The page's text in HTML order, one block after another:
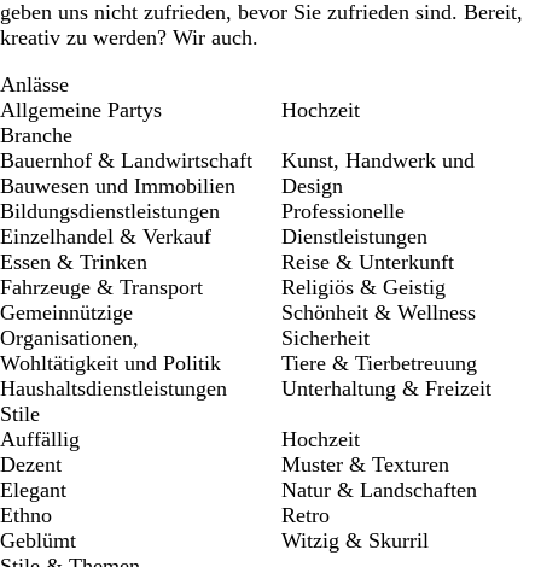
geben uns nicht zufrieden, bevor Sie zufrieden sind. Bereit,
kreativ zu werden? Wir auch.
Anlässe
Allgemeine Partys
Hochzeit
Branche
Bauernhof & Landwirtschaft
Bauwesen und Immobilien
Bildungsdienstleistungen
Einzelhandel & Verkauf
Essen & Trinken
Fahrzeuge & Transport
Gemeinnützige
Organisationen,
Wohltätigkeit und Politik
Haushaltsdienstleistungen
Kunst, Handwerk und
Design
Professionelle
Dienstleistungen
Reise & Unterkunft
Religiös & Geistig
Schönheit & Wellness
Sicherheit
Tiere & Tierbetreuung
Unterhaltung & Freizeit
Stile
Auffällig
Dezent
Elegant
Ethno
Geblümt
Hochzeit
Muster & Texturen
Natur & Landschaften
Retro
Witzig & Skurril